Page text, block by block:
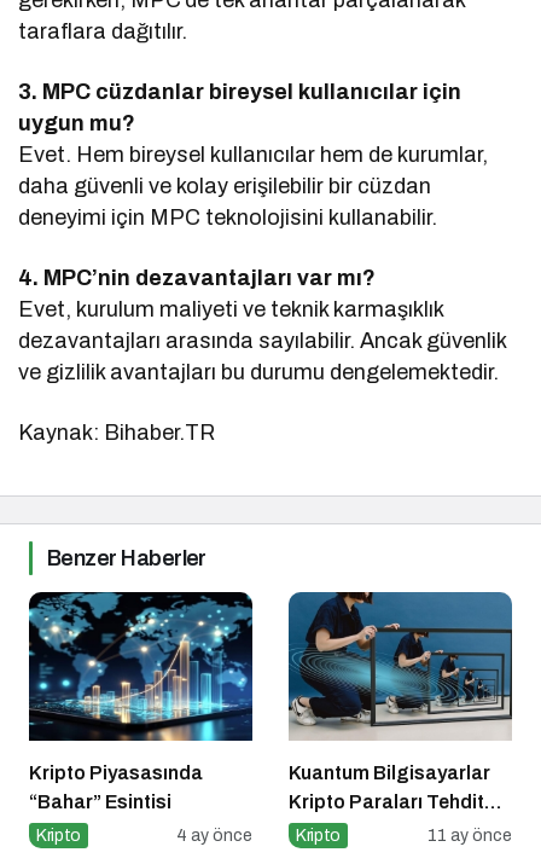
taraflara dağıtılır.
3. MPC cüzdanlar bireysel kullanıcılar için
uygun mu?
Evet. Hem bireysel kullanıcılar hem de kurumlar,
daha güvenli ve kolay erişilebilir bir cüzdan
deneyimi için MPC teknolojisini kullanabilir.
4. MPC’nin dezavantajları var mı?
Evet, kurulum maliyeti ve teknik karmaşıklık
dezavantajları arasında sayılabilir. Ancak güvenlik
ve gizlilik avantajları bu durumu dengelemektedir.
Kaynak: Bihaber.TR
Benzer Haberler
Kripto Piyasasında
“Bahar” Esintisi
Kripto 4 ay önce
Kuantum Bilgisayarlar
Kripto Paraları Tehdit
Eder mi?
Kripto 11 ay önce